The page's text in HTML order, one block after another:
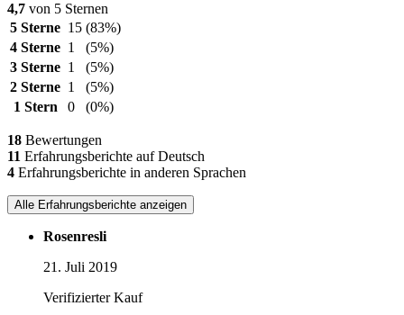
4,7 von 5 Sternen
5 Sterne 15 (83%)
4 Sterne 1
(5%)
3 Sterne 1
(5%)
2 Sterne 1
(5%)
1 Stern
0 (0%)
18 Bewertungen
11 Erfahrungsberichte auf Deutsch
4 Erfahrungsberichte in anderen Sprachen
Alle Erfahrungsberichte anzeigen
Rosenresli
21. Juli 2019
Verifizierter Kauf